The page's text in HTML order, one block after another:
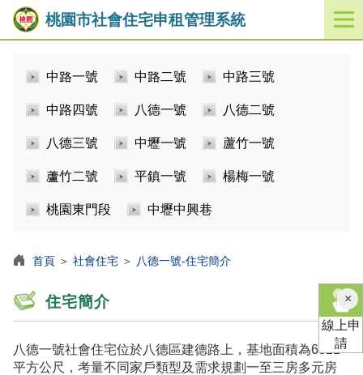
桃園市社會住宅申租管理系統
開
啟
中路一號 中路二號 中路三號
中路四號 八德一號 八德二號
八德三號 中壢一號 蘆竹一號
蘆竹二號 平鎮一號 楊梅一號
桃園東門段 中壢中興巷
首頁 ＞ 社會住宅 ＞ 八德一號-住宅簡介
住宅簡介
八德一號社會住宅位於八德區建德路上，基地面積為6821
平方公尺，考量不同家戶類型及需求規劃一至三房多元房
×關
閉
線上申
請